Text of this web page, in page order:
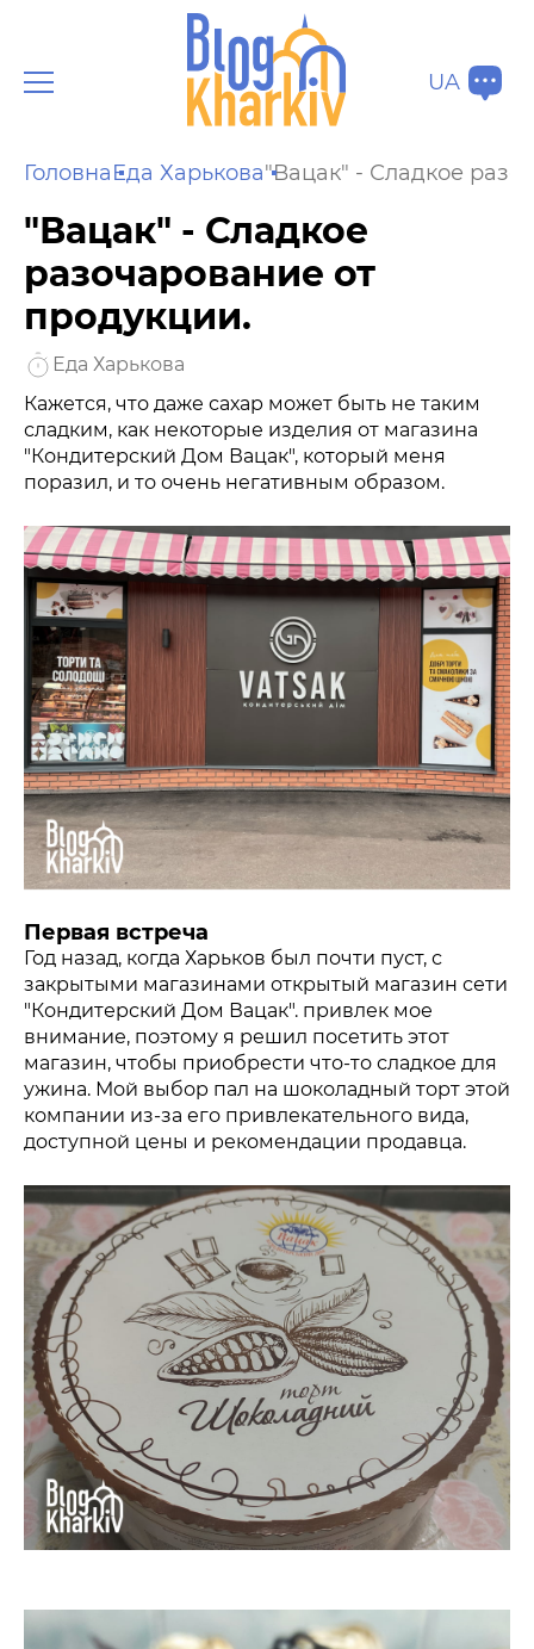
UA
ГоловнаЕда Харькова"Вацак" - Сладкое
"Вацак" - Сладкое
разочарование от
продукции.
Еда Харькова
Кажется, что даже сахар может быть не таким
сладким, как некоторые изделия от магазина
"Кондитерский Дом Вацак", который меня
поразил, и то очень негативным образом.
Первая встреча
Год назад, когда Харьков был почти пуст, с
закрытыми магазинами открытый магазин сети
"Кондитерский Дом Вацак". привлек мое
внимание, поэтому я решил посетить этот
магазин, чтобы приобрести что-то сладкое для
ужина. Мой выбор пал на шоколадный торт этой
компании из-за его привлекательного вида,
доступной цены и рекомендации продавца.